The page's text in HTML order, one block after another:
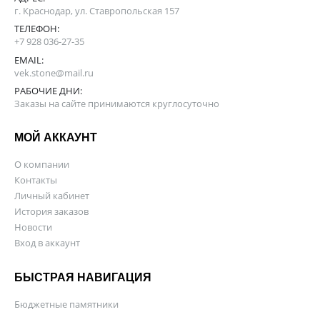
г. Краснодар, ул. Ставропольская 157
ТЕЛЕФОН:
+7 928 036-27-35
EMAIL:
vek.stone@mail.ru
РАБОЧИЕ ДНИ:
Заказы на сайте принимаются круглосуточно
МОЙ АККАУНТ
О компании
Контакты
Личный кабинет
История заказов
Новости
Вход в аккаунт
БЫСТРАЯ НАВИГАЦИЯ
Бюджетные памятники